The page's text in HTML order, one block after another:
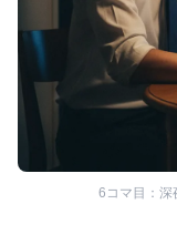
6コマ目：深